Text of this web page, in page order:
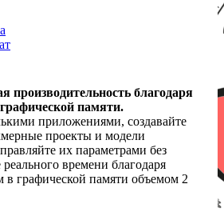
производительность благодаря
памяти.
приложениями, создавайте
проекты и модели
их параметрами без
времени благодаря
в графической памяти объемом 2